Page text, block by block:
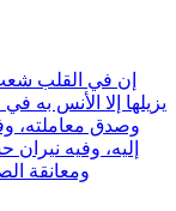
إن في القلب شعث
يزيلها إلا الأنس به
وصدق معاملته،
إليه، وفيه
ومعانقة